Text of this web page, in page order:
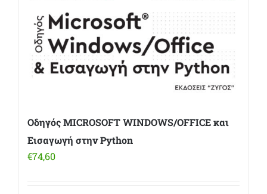
Οδηγός MICROSOFT WINDOWS/OFFICE και
Εισαγωγή στην Python
€74,60